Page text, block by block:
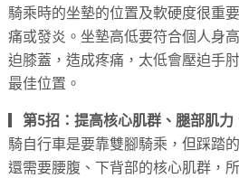
騎乘時的坐墊的位置及軟硬度很重
痛或發炎。坐墊高低要符合個人身
迫膝蓋，造成疼痛，太低會壓迫手
最佳位置。
▎第5招：提高核心肌群、腿部肌力
騎自行車是要靠雙腳騎乘，但踩踏
還需要腰腹、下背部的核心肌群，